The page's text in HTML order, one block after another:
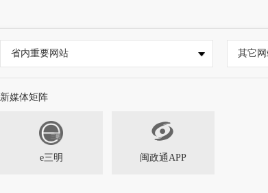
省内重要网站 其它
新媒体矩阵
e三明 闽政通APP